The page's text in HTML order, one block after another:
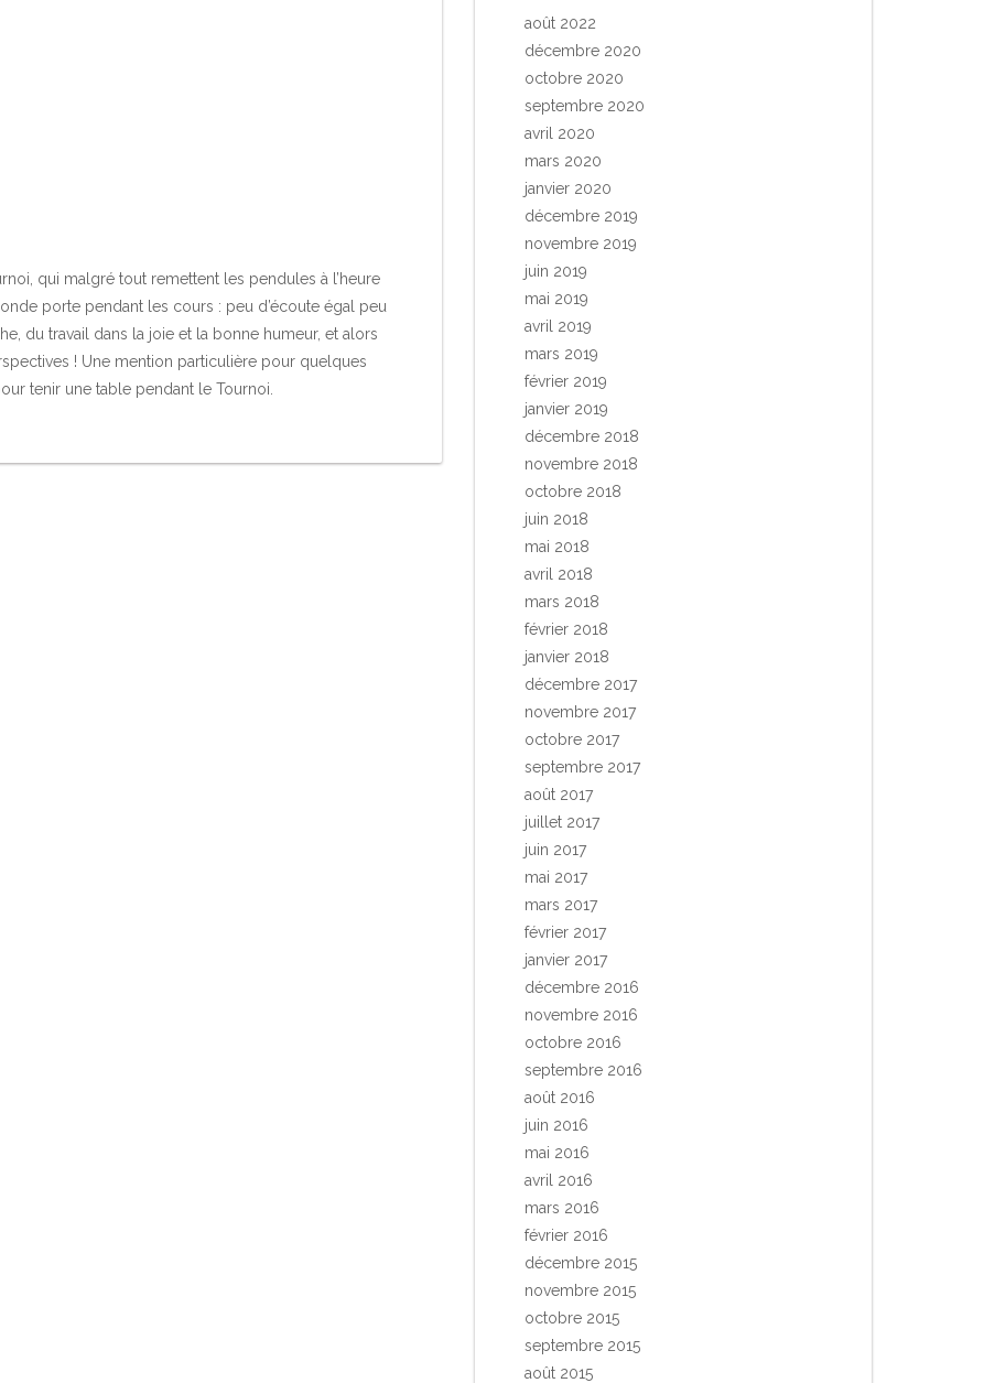
qui malgré tout remettent les pendules à l’heure
porte pendant les cours : peu d’écoute égal peu
du travail dans la joie et la bonne humeur, et alors
! Une mention particulière pour quelques
tenir une table pendant le Tournoi.
août 2022
décembre 2020
octobre 2020
septembre 2020
avril 2020
mars 2020
janvier 2020
décembre 2019
novembre 2019
juin 2019
mai 2019
avril 2019
mars 2019
février 2019
janvier 2019
décembre 2018
novembre 2018
octobre 2018
juin 2018
mai 2018
avril 2018
mars 2018
février 2018
janvier 2018
décembre 2017
novembre 2017
octobre 2017
septembre 2017
août 2017
juillet 2017
juin 2017
mai 2017
mars 2017
février 2017
janvier 2017
décembre 2016
novembre 2016
octobre 2016
septembre 2016
août 2016
juin 2016
mai 2016
avril 2016
mars 2016
février 2016
décembre 2015
novembre 2015
octobre 2015
septembre 2015
août 2015